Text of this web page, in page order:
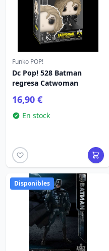
Funko POP!
Dc Pop! 528 Batman
regresa Catwoman
16,90 €
En stock
Disponibles